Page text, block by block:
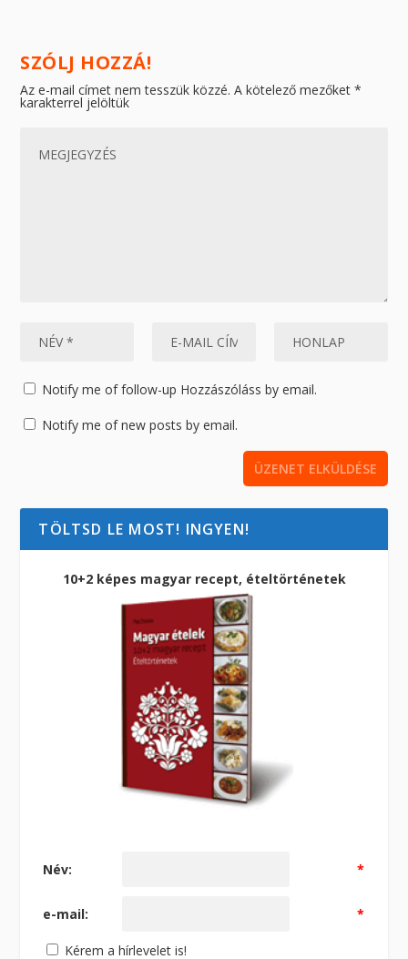
SZÓLJ HOZZÁ!
Az e-mail címet nem tesszük közzé. A kötelező mezőket*
karakterrel jelöltük
Notify me of follow-up Hozzászóláss by email.
Notify me of new posts by email.
TÖLTSD LE MOST! INGYEN!
10+2 képes magyar recept, ételtörténetek
Név: *
e-mail: *
Kérem a hírlevelet is!